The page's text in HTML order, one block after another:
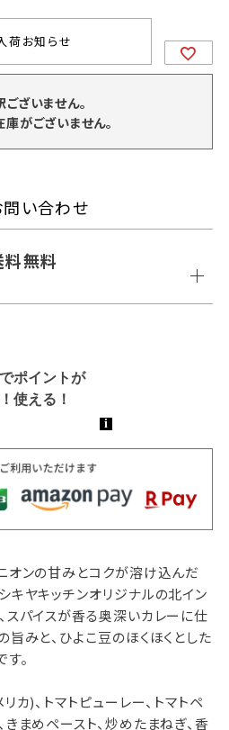
荷お知らせ
ございません。
がございません。
い合わせ
料無料
オンの甘みとコクが溶け込んだ
キヤキッチンオリジナルの北イン
スパイスが香る奥深いカレーに仕
旨みと、ひよこ豆のほくほくとした
。
カ)、トマトピューレー、トマトペ
まめペースト、炒めたまねぎ、香